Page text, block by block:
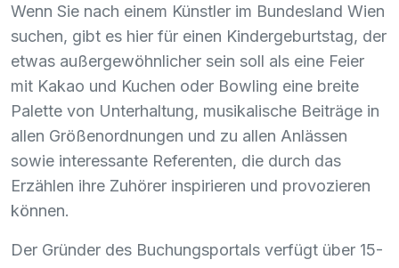
Wenn Sie nach einem Künstler im Bundesland Wien
suchen, gibt es hier für einen Kindergeburtstag, der
etwas außergewöhnlicher sein soll als eine Feier
mit Kakao und Kuchen oder Bowling eine breite
Palette von Unterhaltung, musikalische Beiträge in
allen Größenordnungen und zu allen Anlässen
sowie interessante Referenten, die durch das
Erzählen ihre Zuhörer inspirieren und provozieren
können.
Der Gründer des Buchungsportals verfügt über 15-